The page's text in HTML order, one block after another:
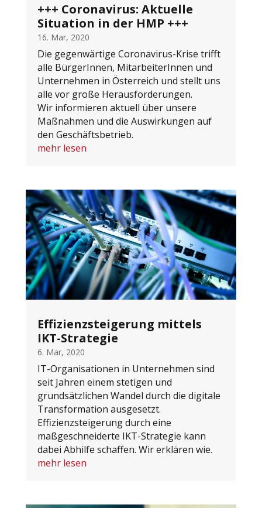
+++ Coronavirus: Aktuelle
Situation in der HMP +++
16. Mar, 2020
Die gegenwärtige Coronavirus-Krise trifft
alle BürgerInnen, MitarbeiterInnen und
Unternehmen in Österreich und stellt uns
alle vor große Herausforderungen.
Wir informieren aktuell über unsere
Maßnahmen und die Auswirkungen auf
den Geschäftsbetrieb.
mehr lesen
Effizienzsteigerung mittels
IKT-Strategie
6. Mar, 2020
IT-Organisationen in Unternehmen sind
seit Jahren einem stetigen und
grundsätzlichen Wandel durch die digitale
Transformation ausgesetzt.
Effizienzsteigerung durch eine
maßgeschneiderte IKT-Strategie kann
dabei Abhilfe schaffen. Wir erklären wie.
mehr lesen